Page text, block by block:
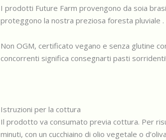
I prodotti Future Farm provengono da soia
proteggono la nostra preziosa foresta pluviale .
Non OGM, certificato vegano e senza glutine
concorrenti significa consegnarti pasti sorridenti!
Istruzioni per la cottura
Il prodotto va consumato previa cottura. Per
minuti, con un cucchiaino di olio vegetale o